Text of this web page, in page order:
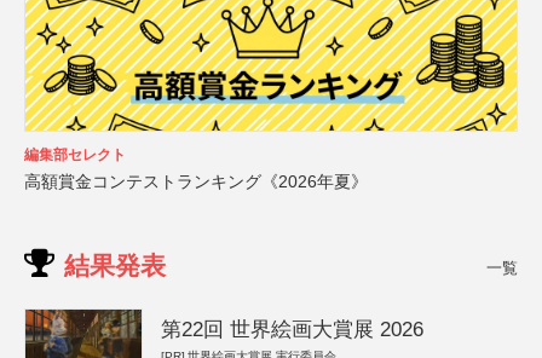
編集部セレクト
高額賞金コンテストランキング《2026年夏》
結果発表 一覧
第22回 世界絵画大賞展 2026